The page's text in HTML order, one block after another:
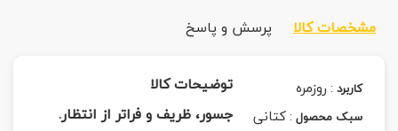
مشخصات کالا پرسش و پاسخ
کاربرد :روزمره
سبک محصول :کتانی
توضیحات کالا
جسور، ظریف و فراتر از انتظار.